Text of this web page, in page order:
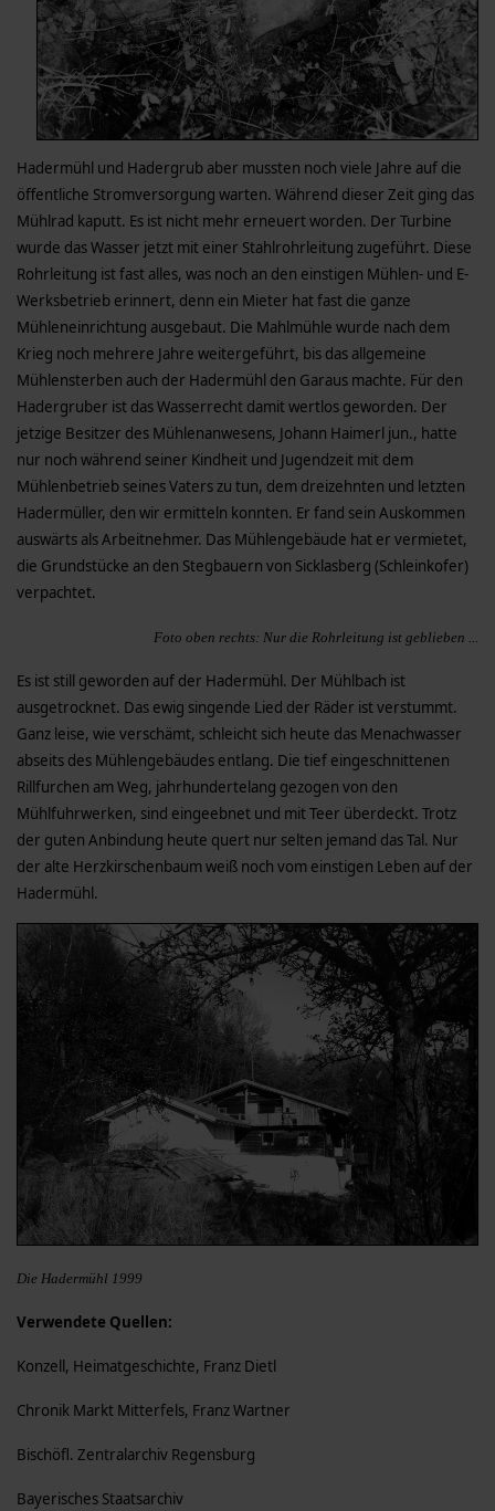
Hadermühl und Hadergrub aber mussten noch viele Jahre auf die
öffentliche Stromversorgung warten. Während dieser Zeit ging das
Mühlrad kaputt. Es ist nicht mehr erneuert worden. Der Turbine
wurde das Wasser jetzt mit einer Stahlrohrleitung zugeführt. Diese
Rohrleitung ist fast alles, was noch an den einstigen Mühlen- und E-
Werksbetrieb erinnert, denn ein Mieter hat fast die ganze
Mühleneinrichtung ausgebaut. Die Mahlmühle wurde nach dem
Krieg noch mehrere Jahre weitergeführt, bis das allgemeine
Mühlensterben auch der Hadermühl den Garaus machte. Für den
Hadergruber ist das Wasserrecht damit wertlos geworden. Der
jetzige Besitzer des Mühlenanwesens, Johann Haimerl jun., hatte
nur noch während seiner Kindheit und Jugendzeit mit dem
Mühlenbetrieb seines Vaters zu tun, dem dreizehnten und letzten
Hadermüller, den wir ermitteln konnten. Er fand sein Auskommen
auswärts als Arbeitnehmer. Das Mühlengebäude hat er vermietet,
die Grundstücke an den Stegbauern von Sicklasberg (Schleinkofer)
verpachtet.
Foto oben rechts: Nur die Rohrleitung ist geblieben ...
Es ist still geworden auf der Hadermühl. Der Mühlbach ist
ausgetrocknet. Das ewig singende Lied der Räder ist verstummt.
Ganz leise, wie verschämt, schleicht sich heute das Menachwasser
abseits des Mühlengebäudes entlang. Die tief eingeschnittenen
Rillfurchen am Weg, jahrhundertelang gezogen von den
Mühlfuhrwerken, sind eingeebnet und mit Teer überdeckt. Trotz
der guten Anbindung heute quert nur selten jemand das Tal. Nur
der alte Herzkirschenbaum weiß noch vom einstigen Leben auf der
Hadermühl.
Die Hadermühl 1999
Verwendete Quellen:
Konzell, Heimatgeschichte, Franz Dietl
Chronik Markt Mitterfels, Franz Wartner
Bischöfl. Zentralarchiv Regensburg
Bayerisches Staatsarchiv